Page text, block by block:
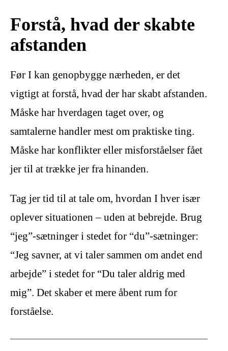
Forstå, hvad der skabte
afstanden
Før I kan genopbygge nærheden, er det
vigtigt at forstå, hvad der har skabt afstanden.
Måske har hverdagen taget over, og
samtalerne handler mest om praktiske ting.
Måske har konflikter eller misforståelser fået
jer til at trække jer fra hinanden.
Tag jer tid til at tale om, hvordan I hver især
oplever situationen – uden at bebrejde. Brug
“jeg”-sætninger i stedet for “du”-sætninger:
“Jeg savner, at vi taler sammen om andet end
arbejde” i stedet for “Du taler aldrig med
mig”. Det skaber et mere åbent rum for
forståelse.